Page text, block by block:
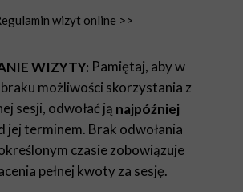
wizyt online >>
WIZYTY: Pamiętaj, aby w
możliwości skorzystania z
sesji, odwołać ją najpóźniej
jej terminem. Brak odwołania
czasie zobowiązuje
pełnej kwoty za sesję.